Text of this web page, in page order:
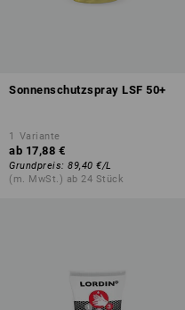
Sonnenschutzspray LSF 50+
1 Variante
ab 17,88 €
Grundpreis: 89,40 €/L
(m. MwSt.) ab 24 Stück